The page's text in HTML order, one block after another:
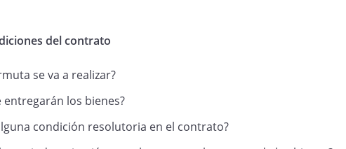
del contrato
se va a realizar?
entregarán los bienes?
condición resolutoria en el contrato?